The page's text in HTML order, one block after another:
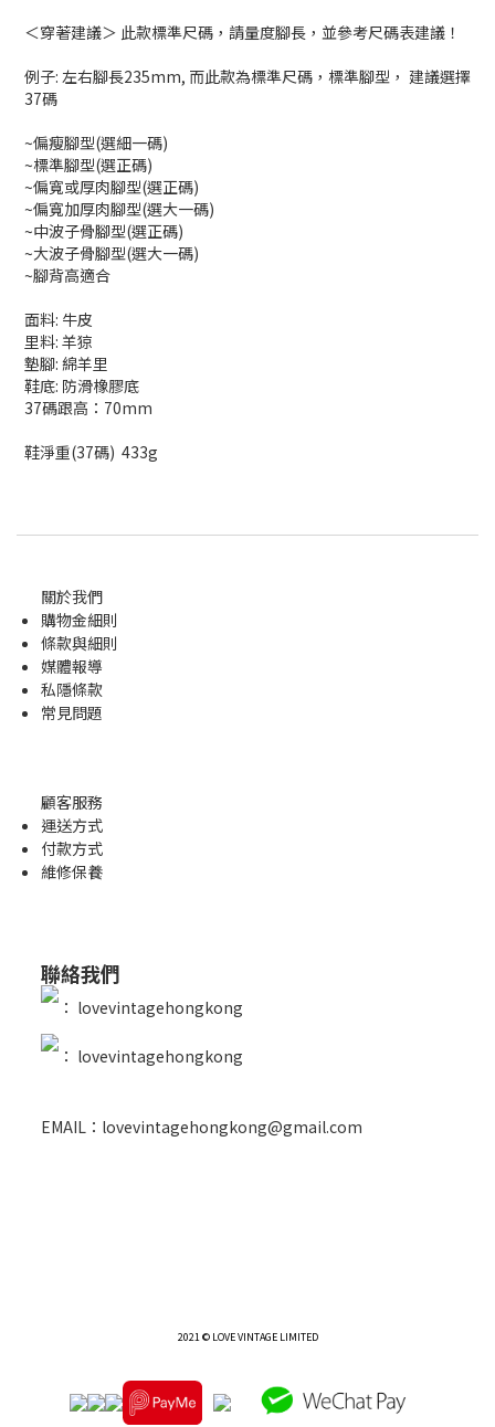
＜穿著建議＞ 此款標準尺碼，請量度腳長，並參考尺碼表建議！
例子: 左右腳長235mm, 而此款為標準尺碼，標準腳型， 建議選擇
37碼
~偏瘦腳型(選細一碼)
~標準腳型(選正碼)
~偏寬或厚肉腳型(選正碼)
~偏寬加厚肉腳型(選大一碼)
~中波子骨腳型(選正碼)
~大波子骨腳型(選大一碼)
~腳背高適合
面料: 牛皮
里料: 羊猄
墊腳: 綿羊里
鞋底: 防滑橡膠底
37碼跟高：70mm
鞋淨重(37碼) 433g
關於我們
購物金細則
條款與細則
媒體報導
私隱條款
常見問題
顧客服務
運送方式
付款方式
維修保養
聯絡我們
： lovevintagehongkong
： lovevintagehongkong
EMAIL：lovevintagehongkong@gmail.com
2021 © LOVE VINTAGE LIMITED